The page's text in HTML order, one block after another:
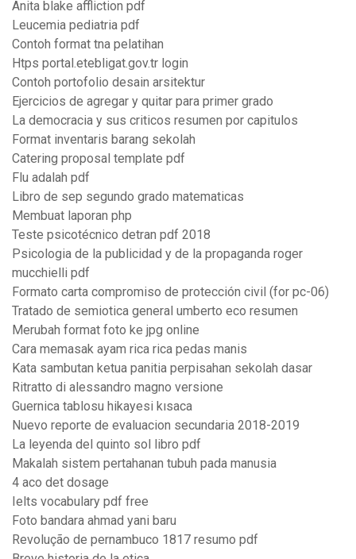
Anita blake affliction pdf
Leucemia pediatria pdf
Contoh format tna pelatihan
Htps portal.etebligat.gov.tr login
Contoh portofolio desain arsitektur
Ejercicios de agregar y quitar para primer grado
La democracia y sus criticos resumen por capitulos
Format inventaris barang sekolah
Catering proposal template pdf
Flu adalah pdf
Libro de sep segundo grado matematicas
Membuat laporan php
Teste psicotécnico detran pdf 2018
Psicologia de la publicidad y de la propaganda roger
mucchielli pdf
Formato carta compromiso de protección civil (for pc-06)
Tratado de semiotica general umberto eco resumen
Merubah format foto ke jpg online
Cara memasak ayam rica rica pedas manis
Kata sambutan ketua panitia perpisahan sekolah dasar
Ritratto di alessandro magno versione
Guernica tablosu hikayesi kısaca
Nuevo reporte de evaluacion secundaria 2018-2019
La leyenda del quinto sol libro pdf
Makalah sistem pertahanan tubuh pada manusia
4 aco det dosage
Ielts vocabulary pdf free
Foto bandara ahmad yani baru
Revolução de pernambuco 1817 resumo pdf